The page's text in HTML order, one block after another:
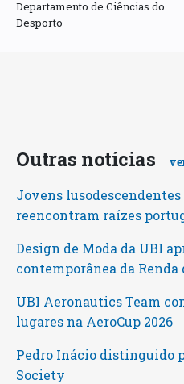
Departamento de Ciências do
Desporto
Outras notícias
Jovens lusodescendentes
reencontram raízes
Design de Moda da UBI
contemporânea da
UBI Aeronautics Team
lugares na AeroCup 2026
Pedro Inácio distinguido
Society